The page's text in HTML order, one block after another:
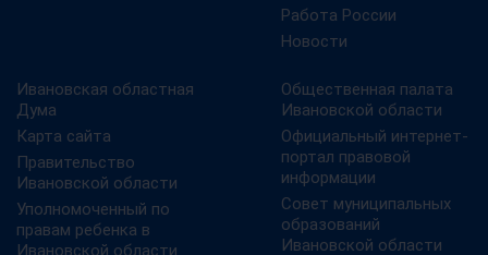
Работа России
Новости
Ивановская областная
Дума
Карта сайта
Правительство
Ивановской области
Уполномоченный по
правам ребенка в
Ивановской области
Общественная палата
Ивановской области
Официальный интернет-
портал правовой
информации
Совет муниципальных
образований
Ивановской области